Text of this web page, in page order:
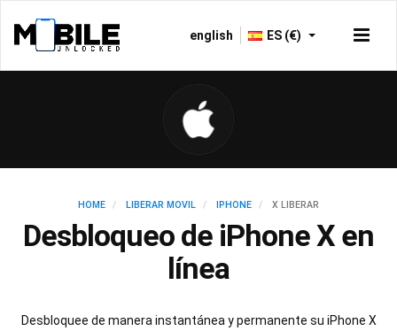
english ES (€)
HOME LIBERAR MOVIL IPHONE X LIBERAR
Desbloqueo de iPhone X en
línea
Desbloquee de manera instantánea y permanente su iPhone X